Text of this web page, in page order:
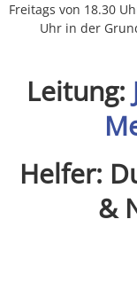
Freitags von 18.30
Uhr in der
Leitung:
Helfer:
&